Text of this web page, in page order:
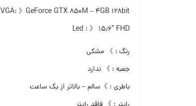
VGA: 》GeForce GTX 850M – 4GB 128bit
Led : 》 ۱۵٫۶″ FHD
رنگ : 》 مشکی
جعبه : 》 ندارد
باطری : 》سالم – بالاتر از یک ساعت